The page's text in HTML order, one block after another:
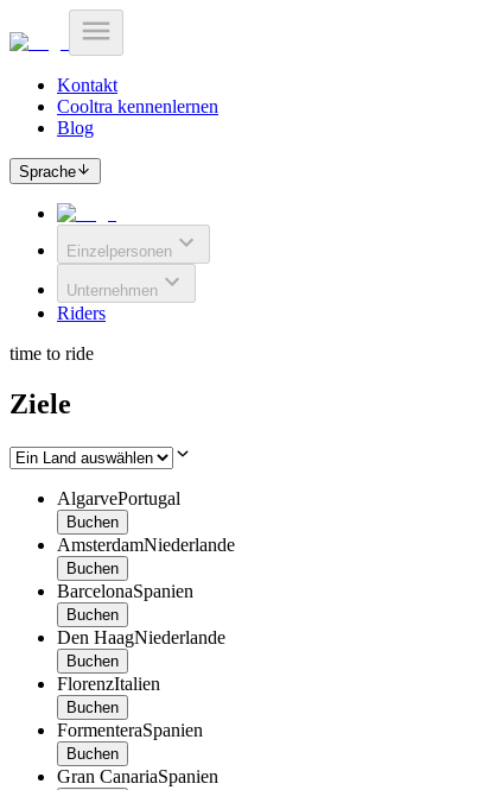
Kontakt
Cooltra kennenlernen
Blog
Sprache
Einzelpersonen
Unternehmen
Riders
time to ride
Ziele
AlgarvePortugal
Buchen
AmsterdamNiederlande
Buchen
BarcelonaSpanien
Buchen
Den HaagNiederlande
Buchen
FlorenzItalien
Buchen
FormenteraSpanien
Buchen
Gran CanariaSpanien